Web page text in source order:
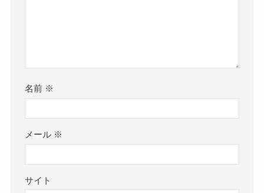
名前 ※
メール ※
サイト